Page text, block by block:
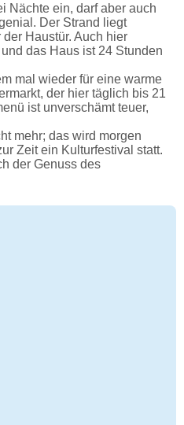
Nächte ein, darf aber auch
Der Strand liegt
Haustür. Auch hier
das Haus ist 24 Stunden
mal wieder für eine warme
der hier täglich bis 21
ist unverschämt teuer,
mehr; das wird morgen
Zeit ein Kulturfestival statt.
der Genuss des